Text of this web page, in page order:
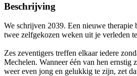
Beschrijving
We schrijven 2039. Een nieuwe therapie
twee zelfgekozen weken uit je verleden
Zes zeventigers treffen elkaar iedere
Mechelen. Wanneer één van hen ernstig
weer even jong en gelukkig te zijn, zet